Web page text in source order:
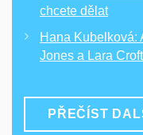
chcete dělat
Hana Kubelková:
Jones a Lara Croft
PŘEČÍST